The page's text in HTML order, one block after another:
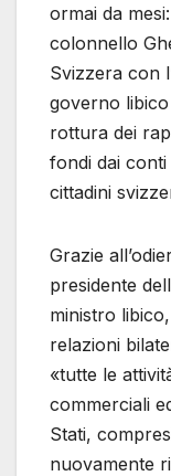
ormai da
colonnello
Svizzera con
governo
rottura dei
fondi dai conti
cittadini
Grazie
presidente
ministro
relazioni
«tutte le
commerciali
Stati,
nuovamente